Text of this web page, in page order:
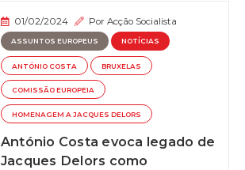
01/02/2024 PorAcção Socialista
ASSUNTOS EUROPEUS NOTÍCIAS
ANTÓNIO COSTA BRUXELAS
COMISSÃO EUROPEIA
HOMENAGEM A JACQUES DELORS
António Costa evoca legado de
Jacques Delors como